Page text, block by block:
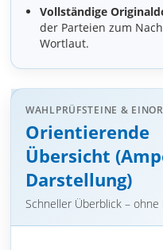
Vollständige
der Parteien zum
Wortlaut.
WAHLPRÜFSTEINE &
Orientierende
Übersicht
Darstellung)
Schneller Überblick –